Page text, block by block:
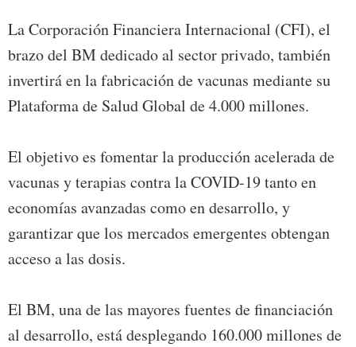
La Corporación Financiera Internacional (CFI), el
brazo del BM dedicado al sector privado, también
invertirá en la fabricación de vacunas mediante su
Plataforma de Salud Global de 4.000 millones.
El objetivo es fomentar la producción acelerada de
vacunas y terapias contra la COVID-19 tanto en
economías avanzadas como en desarrollo, y
garantizar que los mercados emergentes obtengan
acceso a las dosis.
El BM, una de las mayores fuentes de financiación
al desarrollo, está desplegando 160.000 millones de